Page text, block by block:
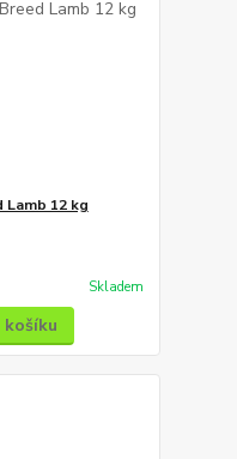
12 kg
Skladem